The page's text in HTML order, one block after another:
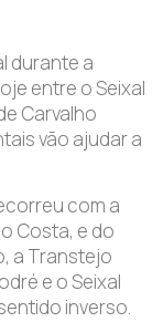
durante a
entre o Seixal
Carvalho
vão ajudar a
com a
Costa, e do
a Transtejo
e o Seixal
inverso.